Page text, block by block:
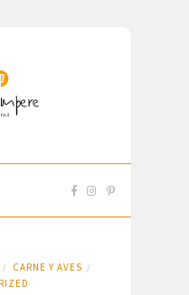
/ CARNE Y AVES /